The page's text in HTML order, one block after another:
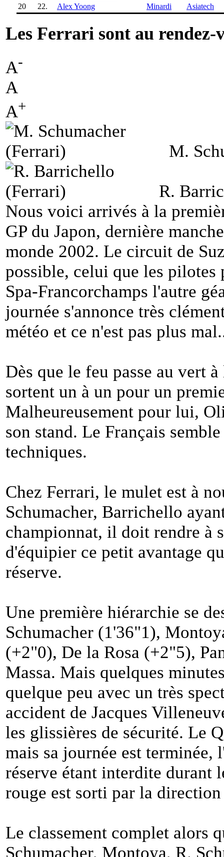
20
22. Alex Yoong Minardi Asiatech
Les Ferrari sont au rendez-
A-
A
A+
M.
R.
Nous voici arrivés à la
GP du Japon, dernière
monde 2002. Le circuit de
possible, celui que les pilotes
Spa-Francorchamps l'autre
journée s'annonce très
météo et ce n'est pas plus
Dès que le feu passe au vert
sortent un à un pour un
Malheureusement pour lui,
son stand. Le Français
techniques.
Chez Ferrari, le mulet est à
Schumacher, Barrichello
championnat, il doit rendre à
d'équipier ce petit avantage
réserve.
Une première hiérarchie se
Schumacher (1'36"1),
(+2"0), De la Rosa (+2"5),
Massa. Mais quelques
quelque peu avec un très
accident de Jacques
les glissières de sécurité. Le
mais sa journée est
réserve étant interdite durant
rouge est sorti par la
Le classement complet alors
Schumacher, Montoya, R.